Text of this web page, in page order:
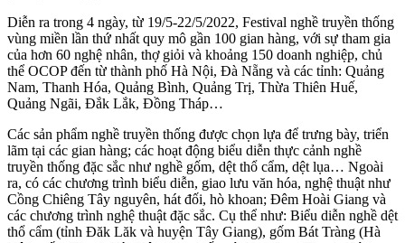
Diễn ra trong 4 ngày, từ 19/5-22/5/2022, Festival nghề truyền thống
vùng miền lần thứ nhất quy mô gần 100 gian hàng, với sự tham gia
của hơn 60 nghệ nhân, thợ giỏi và khoảng 150 doanh nghiệp, chủ
thể OCOP đến từ thành phố Hà Nội, Đà Nẵng và các tỉnh: Quảng
Nam, Thanh Hóa, Quảng Bình, Quảng Trị, Thừa Thiên Huế,
Quảng Ngãi, Đắk Lắk, Đồng Tháp…
Các sản phẩm nghề truyền thống được chọn lựa để trưng bày, triển
lãm tại các gian hàng; các hoạt động biểu diễn thực cảnh nghề
truyền thống đặc sắc như nghề gốm, dệt thổ cẩm, dệt lụa… Ngoài
ra, có các chương trình biểu diễn, giao lưu văn hóa, nghệ thuật như
Cồng Chiêng Tây nguyên, hát đối, hò khoan; Đêm Hoài Giang và
các chương trình nghệ thuật đặc sắc. Cụ thể như: Biểu diễn nghề dệt
thổ cẩm (tỉnh Đăk Lăk và huyện Tây Giang), gốm Bát Tràng (Hà